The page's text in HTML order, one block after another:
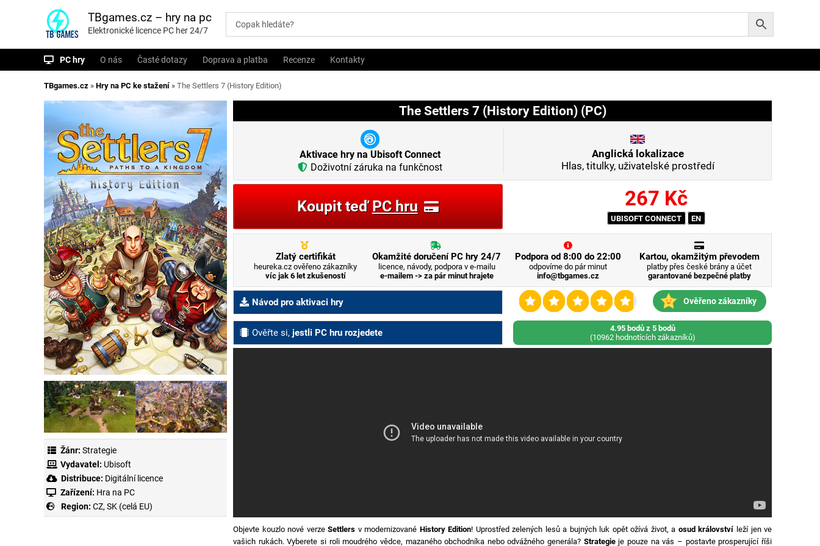
i
TBgames.cz – hry na pc
Elektronické licence PC her 24/7
PC hry O nás Časté dotazy Doprava a platba Recenze Kontakty
TBgames.cz » Hry na PC ke stažení » The Settlers 7 (History Edition)
Žánr: Strategie
Vydavatel: Ubisoft
Distribuce: Digitální licence
Zařízení: Hra na PC
Region: CZ, SK (celá EU)
The Settlers 7 (History Edition) (PC)
Aktivace hry na Ubisoft Connect
Doživotní záruka na funkčnost
Anglická lokalizace
Hlas, titulky, uživatelské prostředí
Koupit teďPC hru 267 Kč
UBISOFT CONNECT EN
Zlatý certifikát
heureka.cz ověřeno zákazníky
víc jak 6 let zkušeností
Okamžité doručení PC hry 24/7
licence, návody, podpora v e-mailu
e-mailem -> za pár minut hrajete
Podpora od 8:00 do 22:00
odpovíme do pár minut
info@tbgames.cz
Kartou, okamžitým převodem
platby přes české brány a účet
garantované bezpečné platby
Ověřeno zákazníky
4.95 bodů z 5 bodů
(10962 hodnotících zákazníků)
Návod pro aktivaci hry
Ověřte si, jestli PC hru rozjedete
Objevte kouzlo nové verzeSettlers v modernizované History Edition! Uprostřed zelených lesů a bujných luk opět ožívá život, a osud království leží jen ve
vašich rukách. Vyberete si roli moudrého vědce, mazaného obchodníka nebo odvážného generála? Strategieje pouze na vás – postavte prosperující říši